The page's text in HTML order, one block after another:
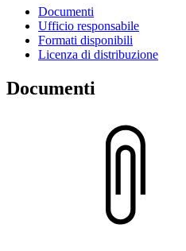
Documenti
Ufficio responsabile
Formati disponibili
Licenza di distribuzione
Documenti